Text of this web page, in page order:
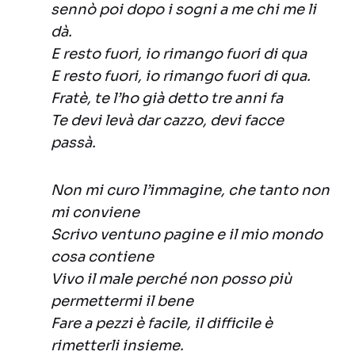
sennò poi dopo i sogni a me chi me li
dà.
E resto fuori, io rimango fuori di qua
E resto fuori, io rimango fuori di qua.
Fratè, te l’ho già detto tre anni fa
Te devi levà dar cazzo, devi facce
passà.
Non mi curo l’immagine, che tanto non
mi conviene
Scrivo ventuno pagine e il mio mondo
cosa contiene
Vivo il male perché non posso più
permettermi il bene
Fare a pezzi è facile, il difficile è
rimetterli insieme.